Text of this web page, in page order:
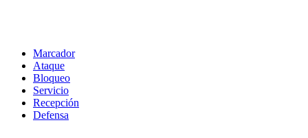
Marcador
Ataque
Bloqueo
Servicio
Recepción
Defensa